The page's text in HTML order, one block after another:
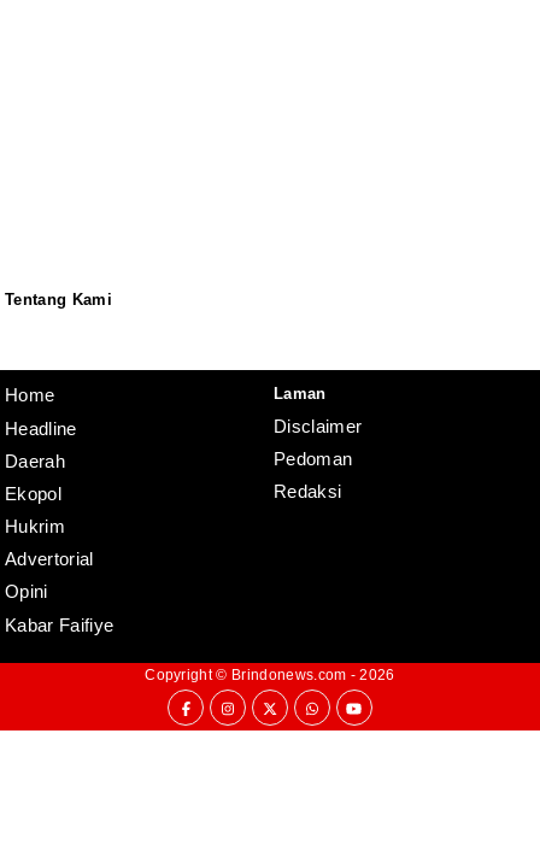
Tentang Kami
Home
Headline
Daerah
Ekopol
Hukrim
Advertorial
Opini
Kabar Faifiye
Laman
Disclaimer
Pedoman
Redaksi
Copyright © Brindonews.com - 2026